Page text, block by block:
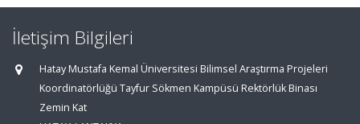
İletişim Bilgileri
Hatay Mustafa Kemal Üniversitesi Bilimsel Araştırma Projeleri
Koordinatörlüğü Tayfur Sökmen Kampüsü Rektörlük Binası
Zemin Kat